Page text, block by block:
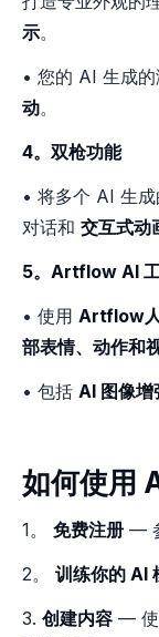
示。
• 您的 AI 生成
动。
4。双枪功能
• 将多个 AI 生
对话和 交互式动
5。Artflow AI
• 使用 Artflow
部表情、动作和
• 包括 AI 图像增
如何使用
1。 免费注册 —
2。 训练你的 AI
3. 创建内容 —